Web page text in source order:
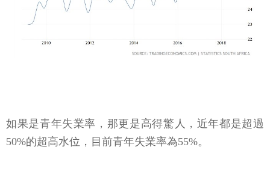
如果是青年失業率，那更是高得驚人，近年都是超過
50%的超高水位，目前青年失業率為55%。